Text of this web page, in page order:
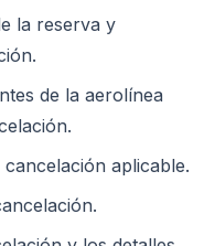
la reserva y
de la aerolínea
aplicable.